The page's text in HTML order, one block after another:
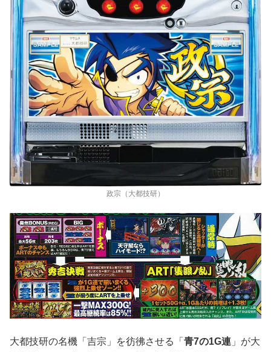
政宗（大都技研）
大都技研の名機「吉宗」を彷彿させる「 青7の1G連 」が大